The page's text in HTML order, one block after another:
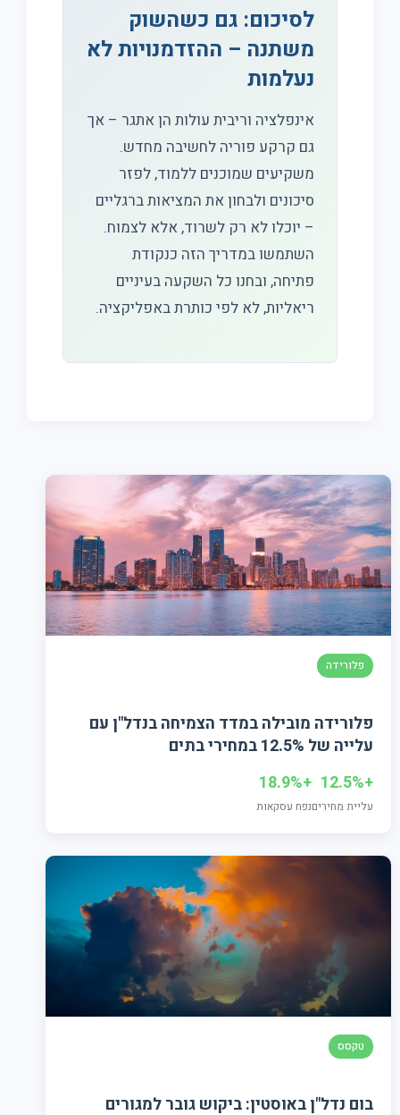
לסיכום: גם כשהשוק
משתנה – ההזדמנויות לא
נעלמות
אינפלציה וריבית עולות הן אתגר – אך
גם קרקע פוריה לחשיבה מחדש.
משקיעים שמוכנים ללמוד, לפזר
סיכונים ולבחון את המציאות ברגליים
– יוכלו לא רק לשרוד, אלא לצמוח.
השתמשו במדריך הזה כנקודת
פתיחה, ובחנו כל השקעה בעיניים
ריאליות, לא לפי כותרת באפליקציה.
פלורידה
פלורידה מובילה במדד הצמיחה בנדל"ן עם
עלייה של 12.5% במחירי בתים
+12.5%
עליית מחירים
+18.9%
נפח עסקאות
טקסס
בום נדל"ן באוסטין: ביקוש גובר למגורים